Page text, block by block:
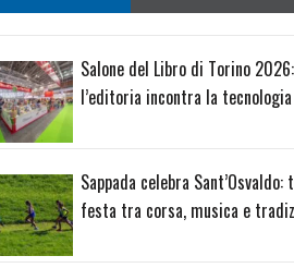
Salone del Libro di Torino
l’editoria incontra la tecnologia
Sappada celebra
festa tra corsa, musica e